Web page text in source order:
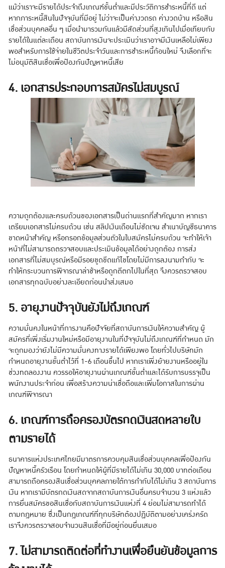
แม้ว่าเราจะมีรายได้ประจำถึงเกณฑ์ขั้นต่ำและมีประวัติการชำระหนี้ที่ดี แต่
หากภาระหนี้สินในปัจจุบันที่มีอยู่ ไม่ว่าจะเป็นค่างวดรถ ค่างวดบ้าน หรือสิน
เชื่อส่วนบุคคลอื่น ๆ เมื่อนำมารวมกันแล้วมีสัดส่วนที่สูงเกินไปเมื่อเทียบกับ
รายได้ในแต่ละเดือน สถาบันการเงินจะประเมินว่าเราอาจมีเงินเหลือไม่เพียง
พอสำหรับการใช้จ่ายในชีวิตประจำวันและการชำระหนี้ก้อนใหม่ จึงเลือกที่จะ
ไม่อนุมัติสินเชื่อเพื่อป้องกันปัญหาหนี้เสีย
4. เอกสารประกอบการสมัครไม่สมบูรณ์
ความถูกต้องและครบถ้วนของเอกสารเป็นด่านแรกที่สำคัญมาก หากเรา
เตรียมเอกสารไม่ครบถ้วน เช่น สลิปเงินเดือนไม่ชัดเจน สำเนาบัญชีธนาคาร
ขาดหน้าสำคัญ หรือกรอกข้อมูลส่วนตัวในใบสมัครไม่ครบถ้วน จะทำให้เจ้า
หน้าที่ไม่สามารถตรวจสอบและประเมินข้อมูลได้อย่างถูกต้อง การส่ง
เอกสารที่ไม่สมบูรณ์หรือมีรอยขูดขีดแก้ไขโดยไม่มีการลงนามกำกับ จะ
ทำให้กระบวนการพิจารณาล่าช้าหรือถูกตีตกไปในที่สุด จึงควรตรวจสอบ
เอกสารทุกฉบับอย่างละเอียดก่อนนำส่งเสมอ
5. อายุงานปัจจุบันยังไม่ถึงเกณฑ์
ความมั่นคงในหน้าที่การงานคือปัจจัยที่สถาบันการเงินให้ความสำคัญ ผู้
สมัครที่เพิ่งเริ่มงานใหม่หรือมีอายุงานในที่ปัจจุบันไม่ถึงเกณฑ์ที่กำหนด มัก
จะถูกมองว่ายังไม่มีความมั่นคงทางรายได้เพียงพอ โดยทั่วไปบริษัทมัก
กำหนดอายุงานขั้นต่ำไว้ที่ 1-6 เดือนขึ้นไป หากเราเพิ่งย้ายงานหรืออยู่ใน
ช่วงทดลองงาน ควรรอให้อายุงานผ่านเกณฑ์ขั้นต่ำและได้รับการบรรจุเป็น
พนักงานประจำก่อน เพื่อสร้างความน่าเชื่อถือและเพิ่มโอกาสในการผ่าน
เกณฑ์พิจารณา
6. เกณฑ์การถือครองบัตรกดเงินสดหลายใบ
ตามรายได้
ธนาคารแห่งประเทศไทยมีมาตรการควบคุมสินเชื่อส่วนบุคคลเพื่อป้องกัน
ปัญหาหนี้ครัวเรือน โดยกำหนดให้ผู้ที่มีรายได้ไม่เกิน 30,000 บาทต่อเดือน
สามารถถือครองสินเชื่อส่วนบุคคลภายใต้การกำกับได้ไม่เกิน 3 สถาบันการ
เงิน หากเรามีบัตรกดเงินสดจากสถาบันการเงินอื่นครบจำนวน 3 แห่งแล้ว
การยื่นสมัครขอสินเชื่อกับสถาบันการเงินแห่งที่ 4 ย่อมไม่สามารถทำได้
ตามกฎหมาย ซึ่งเป็นกฎเกณฑ์ที่ทุกบริษัทต้องปฏิบัติตามอย่างเคร่งครัด
เราจึงควรตรวจสอบจำนวนสินเชื่อที่มีอยู่ก่อนยื่นเสมอ
7. ไม่สามารถติดต่อที่ทำงานเพื่อยืนยันข้อมูลการ